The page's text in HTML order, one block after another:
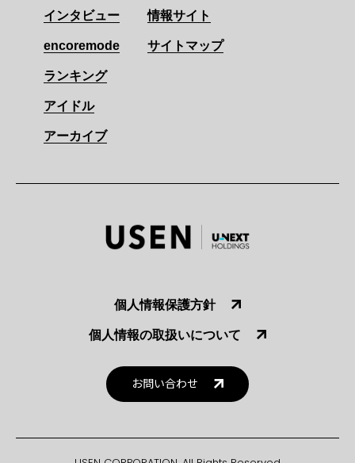
インタビュー
encoremode
ランキング
アイドル
アーカイブ
情報サイト
サイトマップ
個人情報保護方針
個人情報の取扱いについて
お問い合わせ